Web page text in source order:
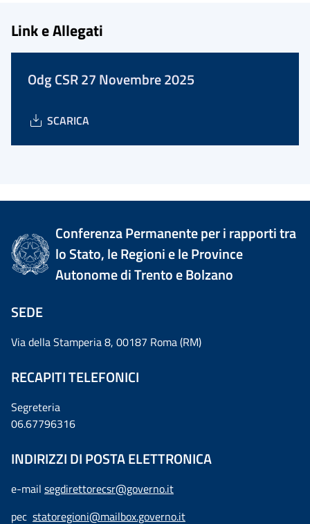
Link e Allegati
Odg CSR 27 Novembre 2025
SCARICA
Conferenza Permanente per i rapporti tra
lo Stato, le Regioni e le Province
Autonome di Trento e Bolzano
SEDE
Via della Stamperia 8, 00187 Roma (RM)
RECAPITI TELEFONICI
Segreteria
06.67796316
INDIRIZZI DI POSTA ELETTRONICA
e-mail segdirettorecsr@governo.it
pec statoregioni@mailbox.governo.it